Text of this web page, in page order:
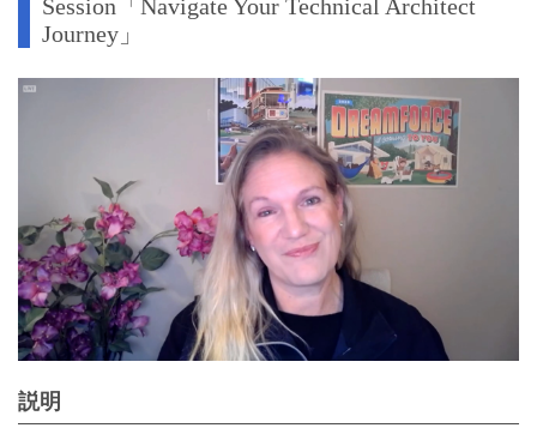
Session「Navigate Your Technical Architect
Journey」
説明